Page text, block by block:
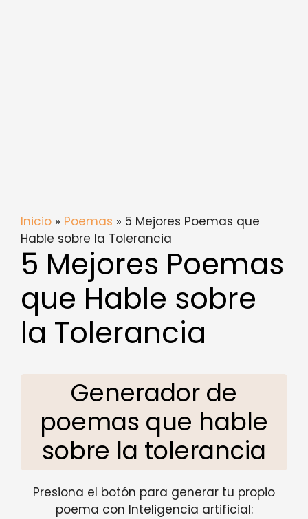
Inicio » Poemas » 5 Mejores Poemas que
Hable sobre la Tolerancia
5 Mejores Poemas
que Hable sobre
la Tolerancia
Generador de
poemas que hable
sobre la tolerancia
Presiona el botón para generar tu propio
poema con Inteligencia artificial: